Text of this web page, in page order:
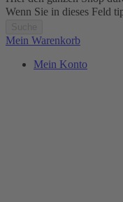
Wenn Sie in dieses Feld
Mein Warenkorb
Mein Konto